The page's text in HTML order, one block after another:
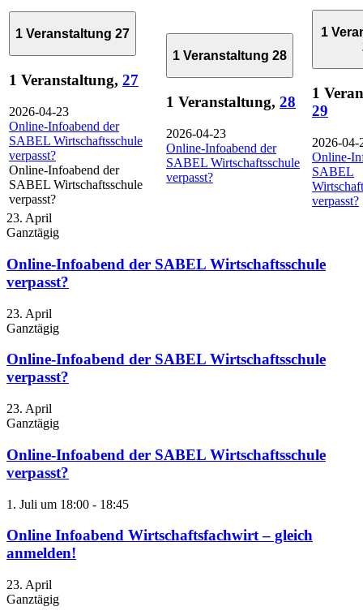
1 Veranstaltung 27
1 Veranstaltung, 27
2026-04-23
Online-Infoabend der
SABEL Wirtschaftsschule
verpasst?
Online-Infoabend der
SABEL Wirtschaftsschule
verpasst?
1 Veranstaltung 28
1 Veranstaltung, 28
2026-04-23
Online-Infoabend der
SABEL Wirtschaftsschule
verpasst?
1
1
29
2026-04-
Online-
SABEL
verpasst?
23. April
Ganztägig
Online-Infoabend der SABEL Wirtschaftsschule
verpasst?
23. April
Ganztägig
Online-Infoabend der SABEL Wirtschaftsschule
verpasst?
23. April
Ganztägig
Online-Infoabend der SABEL Wirtschaftsschule
verpasst?
1. Juli um 18:00 - 18:45
Online Infoabend Wirtschaftsfachwirt – gleich
anmelden!
23. April
Ganztägig